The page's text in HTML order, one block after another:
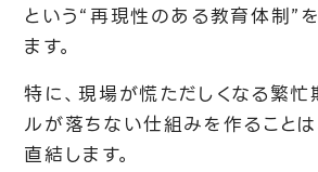
という“再現性のある教育体制”
ます。
特に、現場が慌ただしくなる繁
ルが落ちない仕組みを作ること
直結します。